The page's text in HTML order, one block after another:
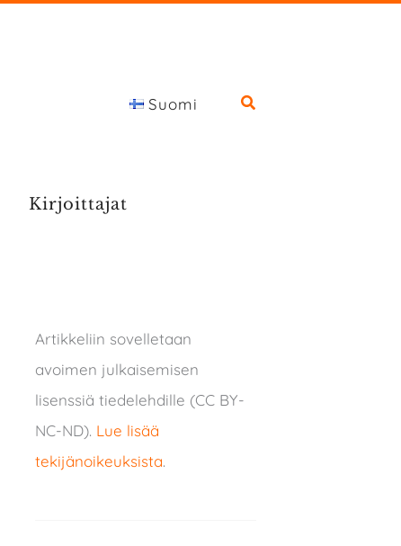
Suomi
Kirjoittajat
Artikkeliin sovelletaan
avoimen julkaisemisen
lisenssiä tiedelehdille (CC BY-
NC-ND). Lue lisää
tekijänoikeuksista.